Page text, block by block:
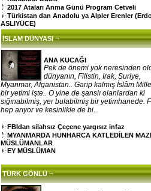
2017 Ataları Anma Günü Program Cetveli
Türkistan dan Anadolu ya Alpler Erenler
ASLIYÜCE)
İSLAM DÜNYASI ¬
ANA KUCAĞI
Pek de önemi yok neresinden
dünyanın, Filistin, Irak, Suriye,
Myanmar, Afganistan.. Garip kalmış İslâm
bir yetimi işte.. O yine de şanslı olanlardan ki
sığınabilmiş, yer bulabilmiş bir yetimhanede.
hep arıyor ve kesinlikle de bi...
FBIdan silahsız Çeçene yargısız infaz
MYANMARDA HUNHARCA KATLEDİLEN
MÜSLÜMANLAR
EY MÜSLÜMAN
TÜRK GÖNLÜ ¬